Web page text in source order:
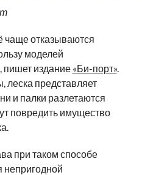
чаще отказываются
моделей
пишет издание «Би-порт».
леска представляет
и палки разлетаются
повредить имущество
при таком способе
непригодной